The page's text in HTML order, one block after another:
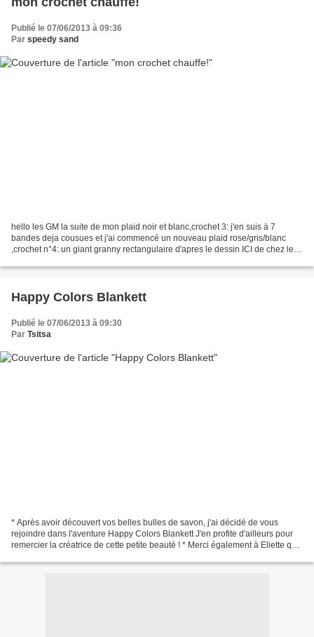
Publié le 07/06/2013 à 09:36
Par speedy sand
hello les GM la suite de mon plaid noir et blanc,crochet 3: j'en suis à 7
bandes deja cousues et j'ai commencé un nouveau plaid rose/gris/blanc
,crochet n°4: un giant granny rectangulaire d'apres le dessin ICI de chez les
Happy Colors Blankett
Publié le 07/06/2013 à 09:30
Par Tsitsa
* Après avoir découvert vos belles bulles de savon, j'ai décidé de vous
rejoindre dans l'aventure Happy Colors Blankett J'en profite d'ailleurs pour
remercier la créatrice de cette petite beauté ! * Merci également à Eliette qui